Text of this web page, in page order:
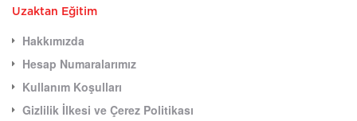
Uzaktan Eğitim
Hakkımızda
Hesap Numaralarımız
Kullanım Koşulları
Gizlilik İlkesi ve Çerez Politikası